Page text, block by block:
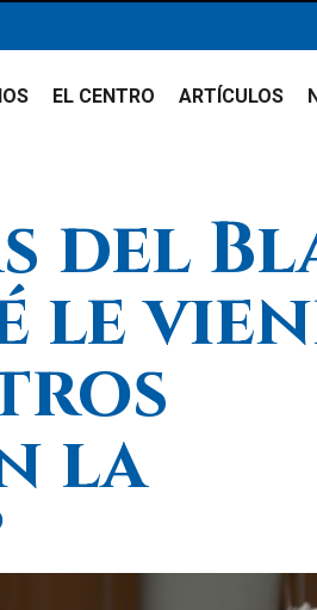
EL CENTRO ARTÍCULOS
del
le
la